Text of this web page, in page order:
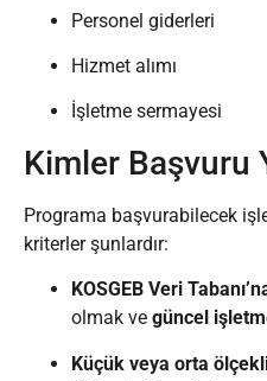
Personel giderleri
Hizmet alımı
İşletme sermayesi
Kimler Başvuru
Programa başvurabilecek
kriterler şunlardır:
KOSGEB Veri
olmak ve güncel
Küçük veya orta